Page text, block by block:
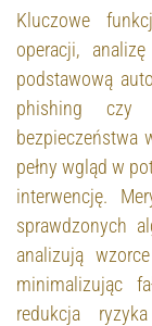
Kluczowe
operacji,
podstawową
phishing czy
bezpieczeństwa
pełny wgląd w
interwencję.
sprawdzonych
analizują
minimalizując
redukcja